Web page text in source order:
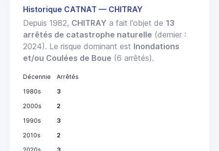
Historique CATNAT — CHITRAY
Depuis 1982, CHITRAY a fait l'objet de 13
arrêtés de catastrophe naturelle (dernier :
2024). Le risque dominant est Inondations
et/ou Coulées de Boue (6 arrêtés).
Décennie
Arrêtés
1980s
3
2000s
2
1990s
3
2010s
2
2020s
3